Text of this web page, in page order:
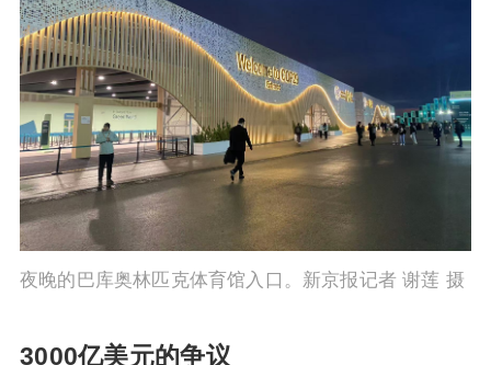
夜晚的巴库奥林匹克体育馆入口。新京报记者 谢莲 摄
3000亿美元的争议